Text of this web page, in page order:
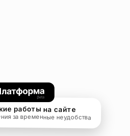
работы на сайте
за временные неудобства